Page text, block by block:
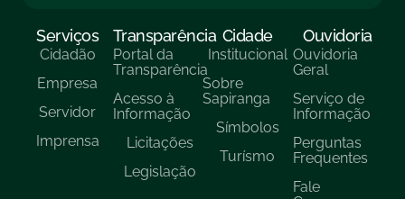
Serviços
Cidadão
Empresa
Servidor
Imprensa
Transparência
Portal da
Transparência
Acesso à
Informação
Licitações
Legislação
Cidade
Institucional
Sobre
Sapiranga
Símbolos
Turísmo
Ouvidoria
Ouvidoria
Geral
Serviço de
Informação
Perguntas
Frequentes
Fale